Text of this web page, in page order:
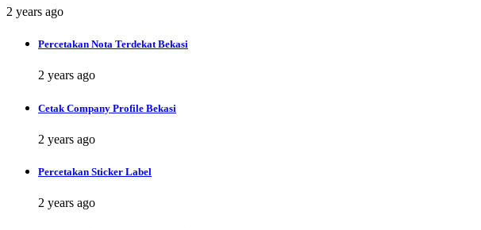
2 years ago
Percetakan Nota Terdekat Bekasi
2 years ago
Cetak Company Profile Bekasi
2 years ago
Percetakan Sticker Label
2 years ago